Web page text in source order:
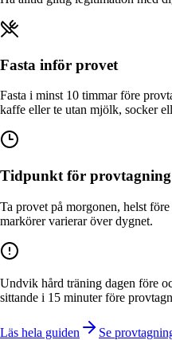
Fasta inför provet
Fasta i minst 10 timmar före
kaffe eller te utan mjölk, socker
Tidpunkt för provtagning
Ta provet på morgonen, helst
markörer varierar över dygnet.
Undvik hård träning dagen före
sittande i 15 minuter före
Läs hela guiden Se